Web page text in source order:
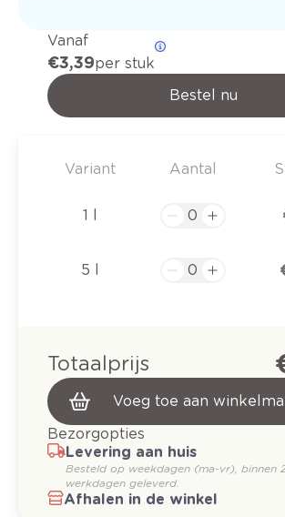
Vanaf
€ 3,39per stuk
Bestel nu
Variant Aantal
1 l
5 l
Totaalprijs
Voeg toe aan
Bezorgopties
Levering aan huis
Besteld op weekdagen (ma-vr), binnen
werkdagen geleverd.
Afhalen in de winkel